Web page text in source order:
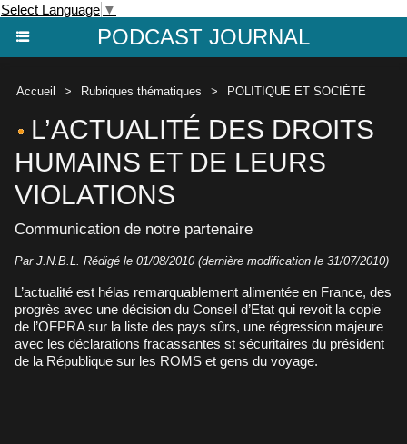
Select Language ▼
PODCAST JOURNAL
Accueil > Rubriques thématiques > POLITIQUE ET SOCIÉTÉ
L’ACTUALITÉ DES DROITS
HUMAINS ET DE LEURS
VIOLATIONS
Communication de notre partenaire
Par J.N.B.L. Rédigé le 01/08/2010 (dernière modification le 31/07/2010)
L’actualité est hélas remarquablement alimentée en France, des
progrès avec une décision du Conseil d’Etat qui revoit la copie
de l’OFPRA sur la liste des pays sûrs, une régression majeure
avec les déclarations fracassantes st sécuritaires du président
de la République sur les ROMS et gens du voyage.